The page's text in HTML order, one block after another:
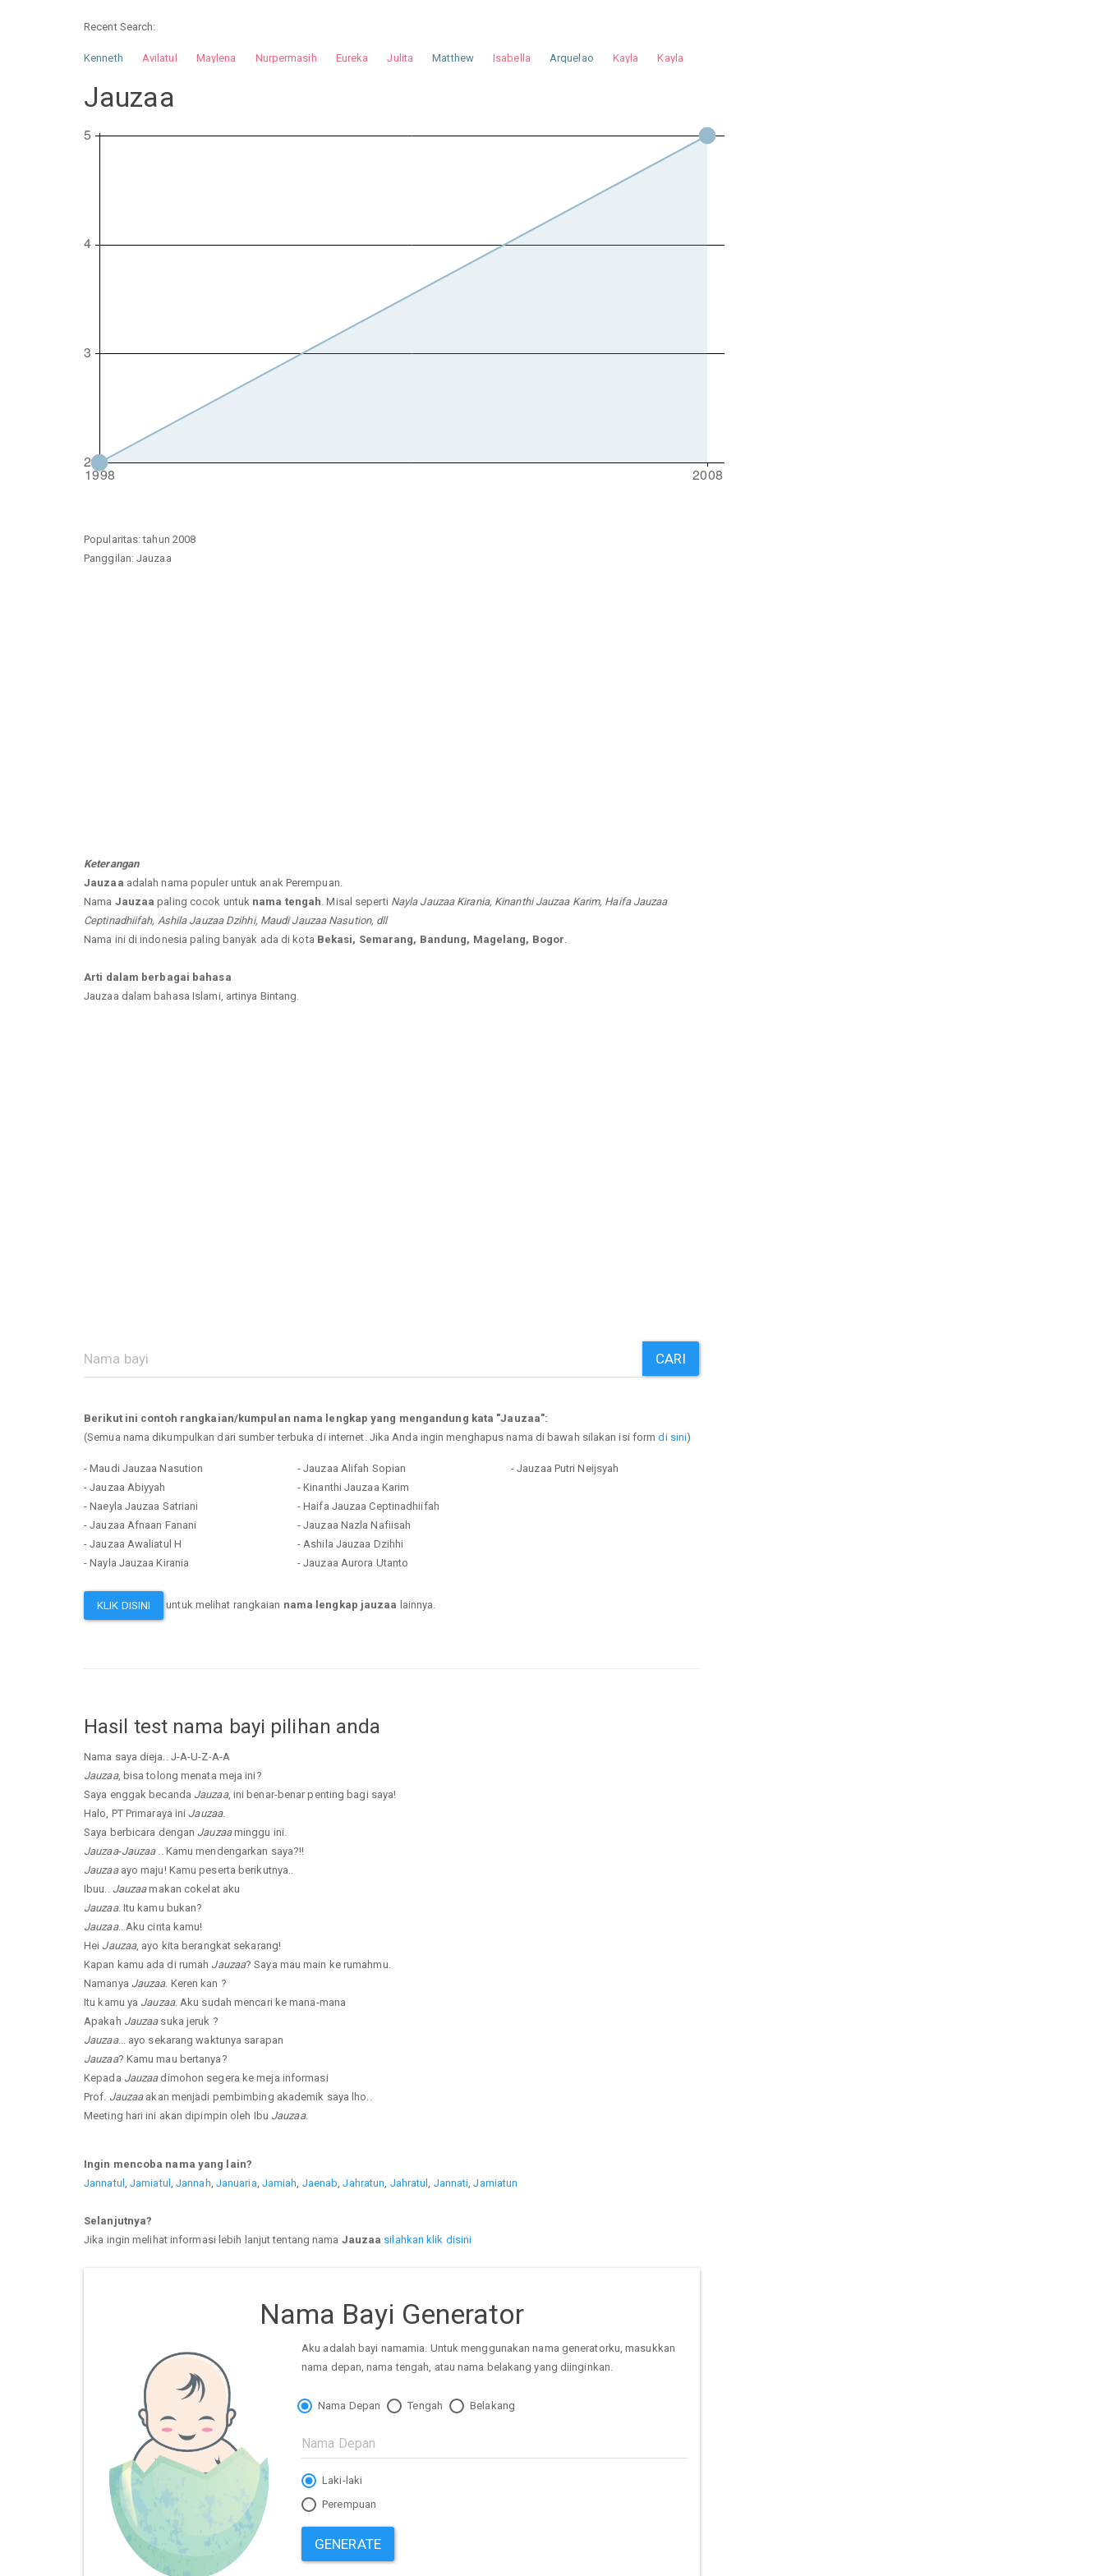
Recent Search:
Kenneth Avilatul Maylena Nurpermasih Eureka Julita Matthew Isabella Arquelao Kayla
Kayla
Jauzaa
Popularitas: tahun 2008
Panggilan: Jauzaa
Keterangan
Jauzaa adalah nama populer untuk anak Perempuan.
Nama Jauzaa paling cocok untuk nama tengah . Misal seperti Nayla Jauzaa Kirania, Kinanthi Jauzaa Karim, Haifa Jauzaa
Ceptinadhiifah, Ashila Jauzaa Dzihhi, Maudi Jauzaa Nasution, dll
Nama ini di indonesia paling banyak ada di kota Bekasi, Semarang, Bandung, Magelang, Bogor
Arti dalam berbagai bahasa
Jauzaa dalam bahasa Islami, artinya Bintang.
CARI
Berikut ini contoh rangkaian/kumpulan nama lengkap yang mengandung kata "Jauzaa":
(Semua nama dikumpulkan dari sumber terbuka di internet. Jika Anda ingin menghapus nama di bawah silakan isi formdi sini)
- Maudi Jauzaa Nasution
- Jauzaa Abiyyah
- Naeyla Jauzaa Satriani
- Jauzaa Afnaan Fanani
- Jauzaa Awaliatul H
- Nayla Jauzaa Kirania
- Jauzaa Alifah Sopian
- Kinanthi Jauzaa Karim
- Haifa Jauzaa Ceptinadhiifah
- Jauzaa Nazla Nafiisah
- Ashila Jauzaa Dzihhi
- Jauzaa Aurora Utanto
- Jauzaa Putri Neijsyah
KLIK DISINI untuk melihat rangkaian nama lengkap jauzaa lainnya.
Hasil test nama bayi pilihan anda
Nama saya dieja.. J-A-U-Z-A-A
Jauzaa, bisa tolong menata meja ini?
Saya enggak becanda Jauzaa, ini benar-benar penting bagi saya!
Halo, PT Primaraya ini Jauzaa.
Saya berbicara dengan Jauzaaminggu ini.
Jauzaa-Jauzaa.. Kamu mendengarkan saya?!!
Jauzaaayo maju! Kamu peserta berikutnya..
Ibuu.. Jauzaamakan cokelat aku
Jauzaa. Itu kamu bukan?
Jauzaa.. Aku cinta kamu!
Hei Jauzaa, ayo kita berangkat sekarang!
Kapan kamu ada di rumah Jauzaa? Saya mau main ke rumahmu.
Namanya Jauzaa. Keren kan ?
Itu kamu ya Jauzaa. Aku sudah mencari ke mana-mana
Apakah Jauzaasuka jeruk ?
Jauzaa... ayo sekarang waktunya sarapan
Jauzaa? Kamu mau bertanya?
Kepada Jauzaadimohon segera ke meja informasi
Prof. Jauzaaakan menjadi pembimbing akademik saya lho..
Meeting hari ini akan dipimpin oleh Ibu Jauzaa.
Ingin mencoba nama yang lain?
Jannatul ,Jamiatul ,Jannah Januaria Jamiah Jaenab ,Jahratun Jahratul Jannati ,Jamiatun
Selanjutnya?
Jika ingin melihat informasi lebih lanjut tentang nama Jauzaa silahkan klik disini
Nama Bayi Generator
Aku adalah bayi namamia. Untuk menggunakan nama generatorku, masukkan
nama depan, nama tengah, atau nama belakang yang diinginkan.
Nama Depan Tengah Belakang
Laki-laki
Perempuan
GENERATE